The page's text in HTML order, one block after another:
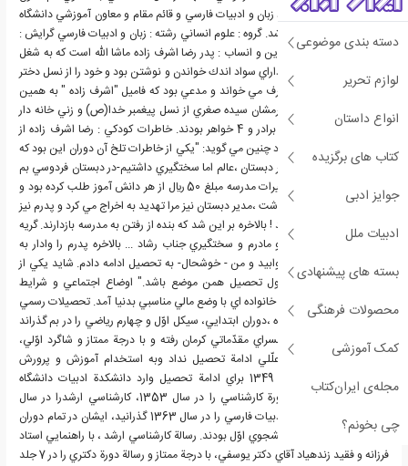
دسته بندی موضوعی
لوازم تحریر
انواع داستان
کتاب های برگزیده
جوایز ادبی
ادبیات ملل
بسته های پیشنهادی
محصولات فرهنگی
کمک آموزشی
مجله‌ی ایران‌کتاب
چی بخونم؟
عضو هيئت علمي و استاد زبان و ادبيات فارسي و قائم مقام و معاون آموزشي دانشگاه
آزاد اسلامي مشهد مي باشد. گروه : علوم انساني رشته : زبان و ادبيات فارسي گرايش :
زبان و ادبيات فارسي والدين و انساب : پدر رضا اشرف زاده ماشا الله است كه به شغل
مسگري اشتغال داشت و داراي سواد اندك خواندن و نوشتن بود و خود را از نسل دختر
عمرروليث صفاري بنام اشرف مي خواند و مدعي بود كه فاميل "اشرف زاده " به همين
سبب است. نام مادر محترمشان سيده صغري از نسل پيغمبر خدا(ص) و زني خانه دار
بود.دكتر اشرف زاده كلا 2 برادر و 4 خواهر بودند. خاطرات کودکي : رضا اشرف زاده از
خاطرات دوران كودكي خود چنين مي گويد: "يكي از خاطرات تلخ آن دوران اين بود كه
در سال سوم دبستان مدير دبستان ،عالم اما سختگيري داشتيم-در دبستان فردوسي بم
-بنام آقاي رشاد- براي تعميرات مدرسه مبلغ 50 ريال از هر دانش آموز طلب كرده بود و
پدرم اين مقدار پول را نداشت ،مدير دبستان نيز مرا تهديد به اخراج مي كرد و پدرم نيز
از انان نبود كه داشته باشد ! بالاخره بر اين شد كه بنده از رفتن به مدرسه بازدارند. گريه
و ضجه من ناراحتي پدرو مادرم و سختگيري جناب رشاد ... بالاخره پدرم را وادار به
قرض كردن كرد و غائله خوابيد و من - خوشحال- به تحصيل ادامه دادم. شايد يكي از
اسرار موفقيت من در طول تحصيل همن موضع باشد." اوضاع اجتماعي و شرايط
زندگي : رضا اشرف زاده در خانواده اي با وضع مالي مناسبي بدنيا آمد. تحصيلات رسمي
و حرفه اي : رضا اشرف زاده ،دوران ابتدايي، سيكل اوّل و چهارم رياضي را در بم گذراند
و در سال 1338 به دانشسراي مقدّماتي كرمان رفته و با درجة ممتاز و شاگرد اوّلي،
فارغ‏التحصيل شدند، به علّلي ادامة تحصيل نداد وبه استخدام آموزش و پرورش
(فعلي) در آمد. در سال 1349 براي ادامة تحصيل وارد دانشكدة ادبيات دانشگاه
فردوسي مشهد شد و دورة كارشناسي را در سال 1353، كارشناسي ارشدرا در سال
1356، و دكتراي زبان و ادبيات فارسي را در سال 1363 گذرانيد، ايشان در تمام دوران
تحصيل شاگرد ممتاز و دانشجوي اوّل بودند. رسالة كارشناسي ارشد ، با راهنمايي استاد
فرزانه و فقيد زنده‏ياد آقاي دكتر يوسفي، با درجة ممتاز و رسالة دورة دكتري را در 7 جلد